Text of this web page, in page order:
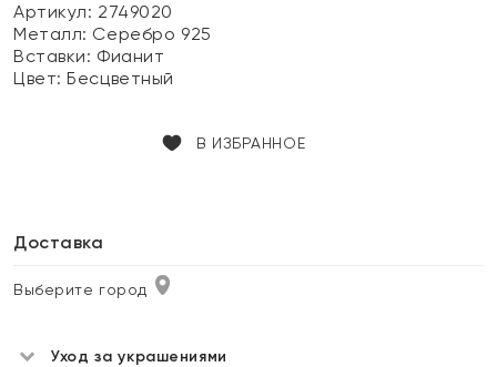
Артикул: 2749020
Металл: Серебро 925
Вставки: Фианит
Цвет:Бесцветный
В ИЗБРАННОЕ
Доставка
Выберите город
Уход за украшениями